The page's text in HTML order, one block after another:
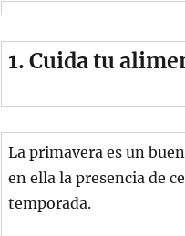
1. Cuida tu
La primavera es un
en ella la presencia de
temporada.